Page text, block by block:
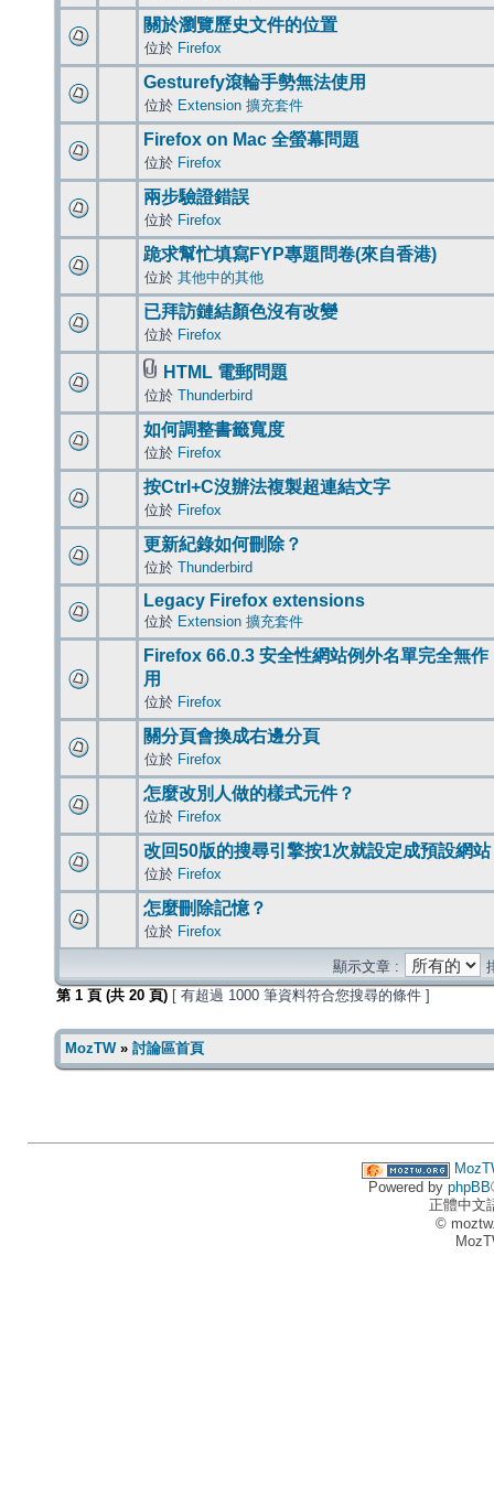
關於瀏覽歷史文件的位置
位於 Firefox
Gesturefy滾輪手勢無法使用
位於 Extension 擴充套件
Firefox on Mac 全螢幕問題
位於 Firefox
兩步驗證錯誤
位於 Firefox
跪求幫忙填寫FYP專題問卷(來自香港)
位於 其他中的其他
已拜訪鏈結顏色沒有改變
位於 Firefox
HTML 電郵問題
位於 Thunderbird
如何調整書籤寬度
位於 Firefox
按Ctrl+C沒辦法複製超連結文字
位於 Firefox
更新紀錄如何刪除？
位於 Thunderbird
Legacy Firefox extensions
位於 Extension 擴充套件
Firefox 66.0.3 安全性網站例外名單完全無作
用
位於 Firefox
關分頁會換成右邊分頁
位於 Firefox
怎麼改別人做的樣式元件？
位於 Firefox
改回50版的搜尋引擎按1次就設定成預設網站
位於 Firefox
怎麼刪除記憶？
位於 Firefox
顯示文章 :
第 1 頁 (共 20 頁) [ 有超過 1000 筆資料符合您搜尋的條件 ]
MozTW» 討論區首頁
Powered by phpBB
正體中文
©